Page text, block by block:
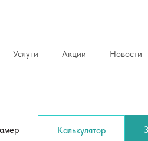
Услуги Акции Новости
Калькулятор